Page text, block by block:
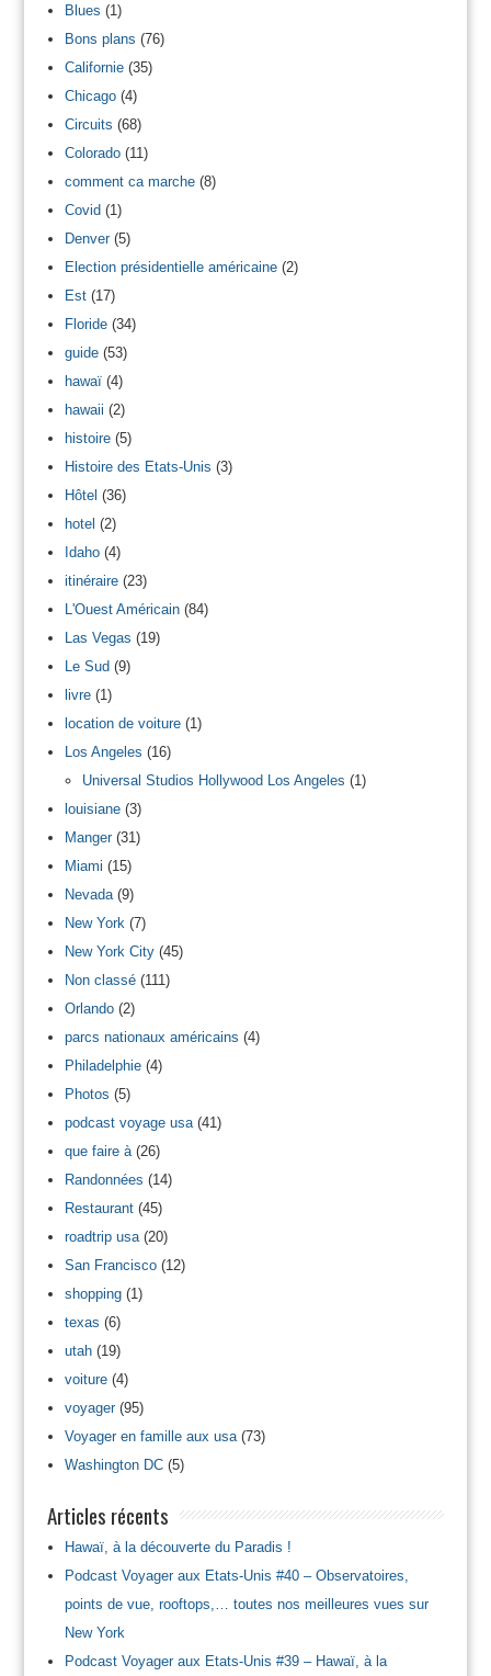
Blues (1)
Bons plans (76)
Californie(35)
Chicago(4)
Circuits (68)
Colorado(11)
comment ca marche(8)
Covid(1)
Denver(5)
Election présidentielle américaine(2)
Est(17)
Floride(34)
guide(53)
hawaï(4)
hawaii (2)
histoire(5)
Histoire des Etats-Unis (3)
Hôtel (36)
hotel (2)
Idaho(4)
itinéraire(23)
L'Ouest Américain(84)
Las Vegas (19)
Le Sud(9)
livre(1)
location de voiture(1)
Los Angeles (16)
Universal Studios Hollywood Los Angeles (1)
louisiane(3)
Manger(31)
Miami (15)
Nevada(9)
New York (7)
New York City(45)
Non classé(111)
Orlando(2)
parcs nationaux américains (4)
Philadelphie(4)
Photos (5)
podcast voyage usa(41)
que faire à(26)
Randonnées (14)
Restaurant(45)
roadtrip usa(20)
San Francisco(12)
shopping(1)
texas (6)
utah(19)
voiture(4)
voyager(95)
Voyager en famille aux usa(73)
Washington DC(5)
Articles récents
Hawaï, à la découverte du Paradis !
Podcast Voyager aux Etats-Unis #40 – Observatoires,
points de vue, rooftops,… toutes nos meilleures vues sur
New York
Podcast Voyager aux Etats-Unis #39 – Hawaï, à la